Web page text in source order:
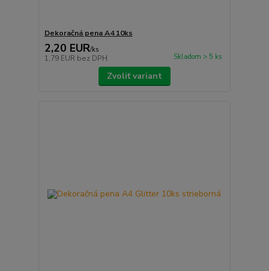
Dekoračná pena A4 10ks
2,20 EUR/ks
1,79 EUR bez DPH Skladom > 5 ks
Zvoliť variant